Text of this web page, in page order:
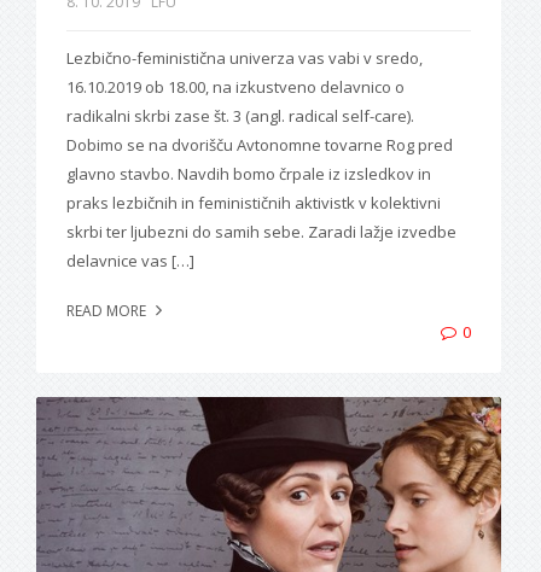
Lezbično-feministična univerza vas vabi v sredo,
16.10.2019 ob 18.00, na izkustveno delavnico o
radikalni skrbi zase št. 3 (angl. radical self-care).
Dobimo se na dvorišču Avtonomne tovarne Rog pred
glavno stavbo. Navdih bomo črpale iz izsledkov in
praks lezbičnih in feminističnih aktivistk v kolektivni
skrbi ter ljubezni do samih sebe. Zaradi lažje izvedbe
delavnice vas […]
READ MORE
0